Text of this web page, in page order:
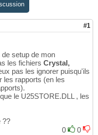
#1
setup de mon
les fichiers Crystal,
pas les ignorer puisqu'ils
les rapports (en les
le U25STORE.DLL , les
??
0
0